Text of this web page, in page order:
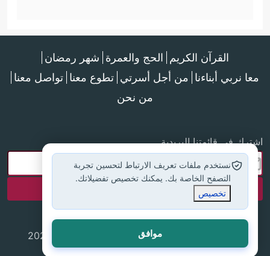
القرآن الكريم الحج والعمرة شهر رمضان
معا نربي أبناءنا من أجل أسرتي تطوع معنا تواصل معنا
من نحن
اشترك في قائمتنا البريدية
جميع الحقوق محفوظة لموقع إسلام أون لاين © 2025
نستخدم ملفات تعريف الارتباط لتحسين تجربة
التصفح الخاصة بك. يمكنك تخصيص تفضيلاتك.
تخصيص
موافق